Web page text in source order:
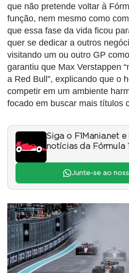
que não pretende voltar à
função, nem mesmo como
que essa fase da vida ficou
quer se dedicar a outros
visitando um ou outro GP
garantiu que Max Verstappen
a Red Bull”, explicando que o
competir em um ambiente
focado em buscar mais títulos
Siga o F1Mania.net
notícias da Fórmula
Junte-se ao